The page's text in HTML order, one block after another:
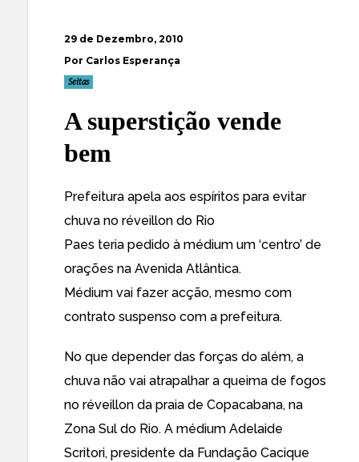
29 de Dezembro, 2010
Por Carlos Esperança
Seitas
A superstição vende
bem
Prefeitura apela aos espíritos para evitar
chuva no réveillon do Rio
Paes teria pedido à médium um ‘centro’ de
orações na Avenida Atlântica.
Médium vai fazer acção, mesmo com
contrato suspenso com a prefeitura.
No que depender das forças do além, a
chuva não vai atrapalhar a queima de fogos
no réveillon da praia de Copacabana, na
Zona Sul do Rio. A médium Adelaide
Scritori, presidente da Fundação Cacique